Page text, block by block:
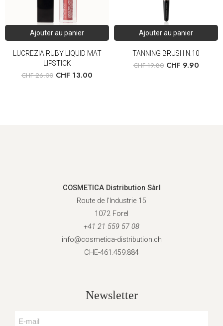
Ajouter au panier
LUCREZIA RUBY LIQUID MAT
LIPSTICK
CHF26.00 CHF 13.00
Ajouter au panier
TANNING BRUSH N.10
CHF19.80 CHF 9.90
COSMETICA Distribution Sàrl
Route de l’Industrie 15
1072 Forel
+41 21 559 57 08
info@cosmetica-distribution.ch
CHE-461.459.884
Newsletter